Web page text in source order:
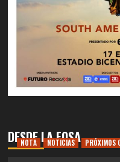
DESDE LA FOSA
NOTA NOTICIAS PRÓXIMOS